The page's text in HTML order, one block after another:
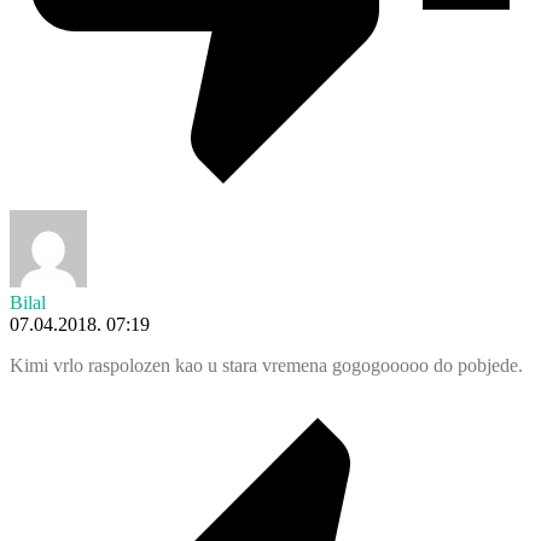
Bilal
07.04.2018. 07:19
Kimi vrlo raspolozen kao u stara vremena gogogooooo do pobjede.